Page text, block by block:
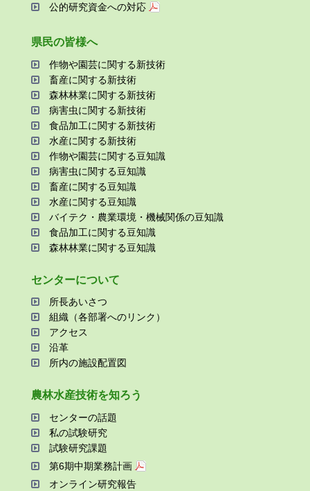
公的研究資金への対応
県⺠の皆様へ
作物や園芸に関する新技術
畜産に関する新技術
森林林業に関する新技術
病害⾍に関する新技術
⾷品加⼯に関する新技術
⽔産に関する新技術
作物や園芸に関する⾖知識
病害⾍に関する⾖知識
畜産に関する⾖知識
⽔産に関する⾖知識
バイテク・農業環境・機械関係の⾖知識
⾷品加⼯に関する⾖知識
森林林業に関する⾖知識
センターについて
所⻑あいさつ
組織（各部署へのリンク）
アクセス
沿⾰
所内の施設配置図
農林⽔産技術を知ろう
センターの話題
私の試験研究
試験研究課題
第6期中期業務計画
オンライン研究報告